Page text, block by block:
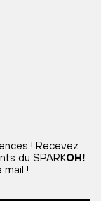
! Recevez
du SPARKOH!
!